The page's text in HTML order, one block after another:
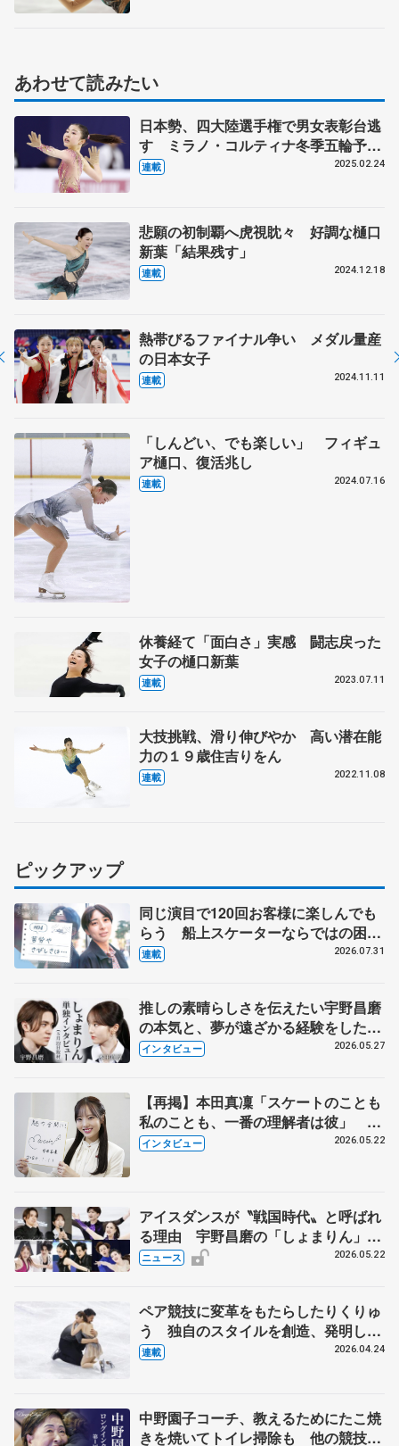
あわせて読みたい
日本勢、四大陸選手権で男女表彰台逃
す ミラノ・コルティナ冬季五輪予選
へ不安
連載 2025.02.24
悲願の初制覇へ虎視眈々 好調な樋口
新葉「結果残す」
連載 2024.12.18
熱帯びるファイナル争い メダル量産
の日本女子
連載 2024.11.11
「しんどい、でも楽しい」 フィギュ
ア樋口、復活兆し
連載 2024.07.16
休養経て「面白さ」実感 闘志戻った
女子の樋口新葉
連載 2023.07.11
大技挑戦、滑り伸びやか 高い潜在能
力の１９歳住吉りをん
連載 2022.11.08
ピックアップ
同じ演目で120回お客様に楽しんでも
らう 船上スケーターならではの困難
とは 影響あったPIW前キャプテン松
連載 2026.07.31
推しの素晴らしさを伝えたい宇野昌磨
の本気と、夢が遠ざかる経験をした本
田真凜の覚悟
インタビュー 2026.05.27
【再掲】本田真凜「スケートのことも
私のことも、一番の理解者は彼」 引
退時の単独インタビューで語った競技
インタビュー 2026.05.22
アイスダンスが〝戦国時代〟と呼ばれ
る理由 宇野昌磨の「しょまりん」ら
実力者が相次いで参戦 国内の競争激
ニュース 2026.05.22
ペア競技に変革をもたらしたりくりゅ
う 独自のスタイルを創造、発明した
【引退発表後②】
連載 2026.04.24
中野園子コーチ、教えるためにたこ焼
きを焼いてトイレ掃除も 他の競技に